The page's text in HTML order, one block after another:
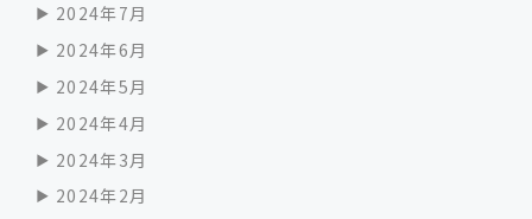
2024年7月
2024年6月
2024年5月
2024年4月
2024年3月
2024年2月